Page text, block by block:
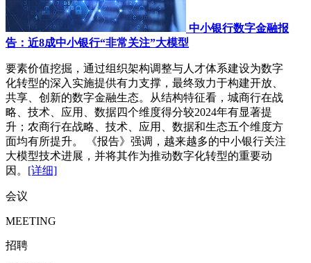
中小银行数字金融报
告：近8成中小银行“非常关注”大模型
要素价值挖掘，通过组织架构调整与人才体系建设为数字
化转型的深入实施提供有力支撑，最终致力于构建开放、
共享、创新的数字金融生态。从结构特征看，城商行在战
略、技术、应用、数据四个维度得分较2024年有显著提
升；农商行在战略、技术、应用、数据和生态五个维度方
面均有所提升。 《报告》强调，越来越多的中小银行关注
大模型技术进展，并将其作为推动数字化转型的重要动
因。 [详细]
会议
MEETING
招聘